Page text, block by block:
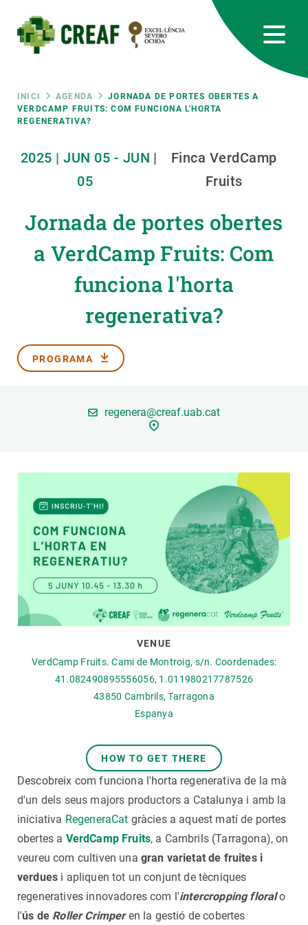
contingut
Fil
d'ariadna
INICI AGENDA
JORNADA DE PORTES OBERTES A
VERDCAMP FRUITS: COM FUNCIONA L'HORTA
REGENERATIVA?
2025 | JUN 05 - JUN
05
|
Finca VerdCamp
Fruits
Jornada de portes obertes
a VerdCamp Fruits: Com
funciona l'horta
regenerativa?
PROGRAMA
regenera@creaf.uab.cat
VENUE
VerdCamp Fruits. Cami de Montroig, s/n. Coordenades:
41.082490895556056, 1.011980217787526
43850 Cambrils, Tarragona
Espanya
HOW TO GET THERE
Descobreix com funciona l'horta regenerativa de la mà
d'un dels seus majors productors a Catalunya i amb la
iniciativa RegeneraCat gràcies a aquest matí de portes
obertes a VerdCamp Fruits, a Cambrils (Tarragona), on
veureu com cultiven una gran varietat de fruites i
verdues i apliquen tot un conjunt de tècniques
regeneratives innovadores com l'intercropping floralo
l'ús de Roller Crimperen la gestió de cobertes
RRSS
responsive
Responsive
menu
CIÈNCIA EN ACCIÓ
NOTÍCIES I AGENDA